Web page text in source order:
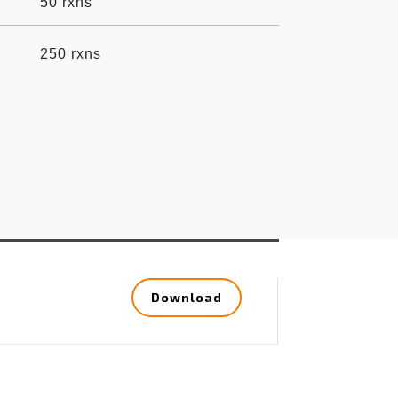
250 rxns
Download